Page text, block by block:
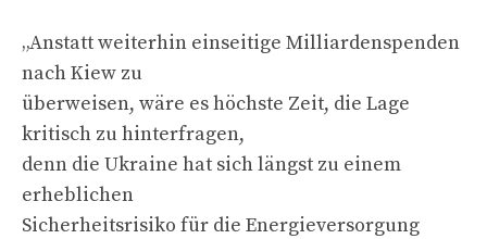
„Anstatt weiterhin einseitige Milliardenspenden
nach Kiew zu
überweisen, wäre es höchste Zeit, die Lage
kritisch zu hinterfragen,
denn die Ukraine hat sich längst zu einem
erheblichen
Sicherheitsrisiko für die Energieversorgung